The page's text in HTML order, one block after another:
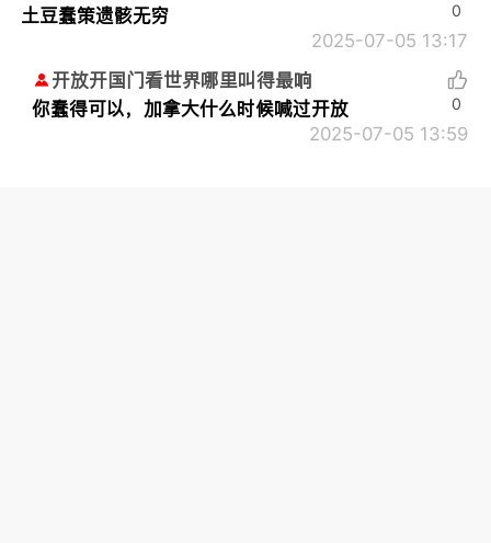
土豆蠢策遗骸无穷
2025-07-05 13:17
0
开放开国门看世界哪里叫得最响
你蠢得可以，加拿大什么时候喊过开放
2025-07-05 13:59
0